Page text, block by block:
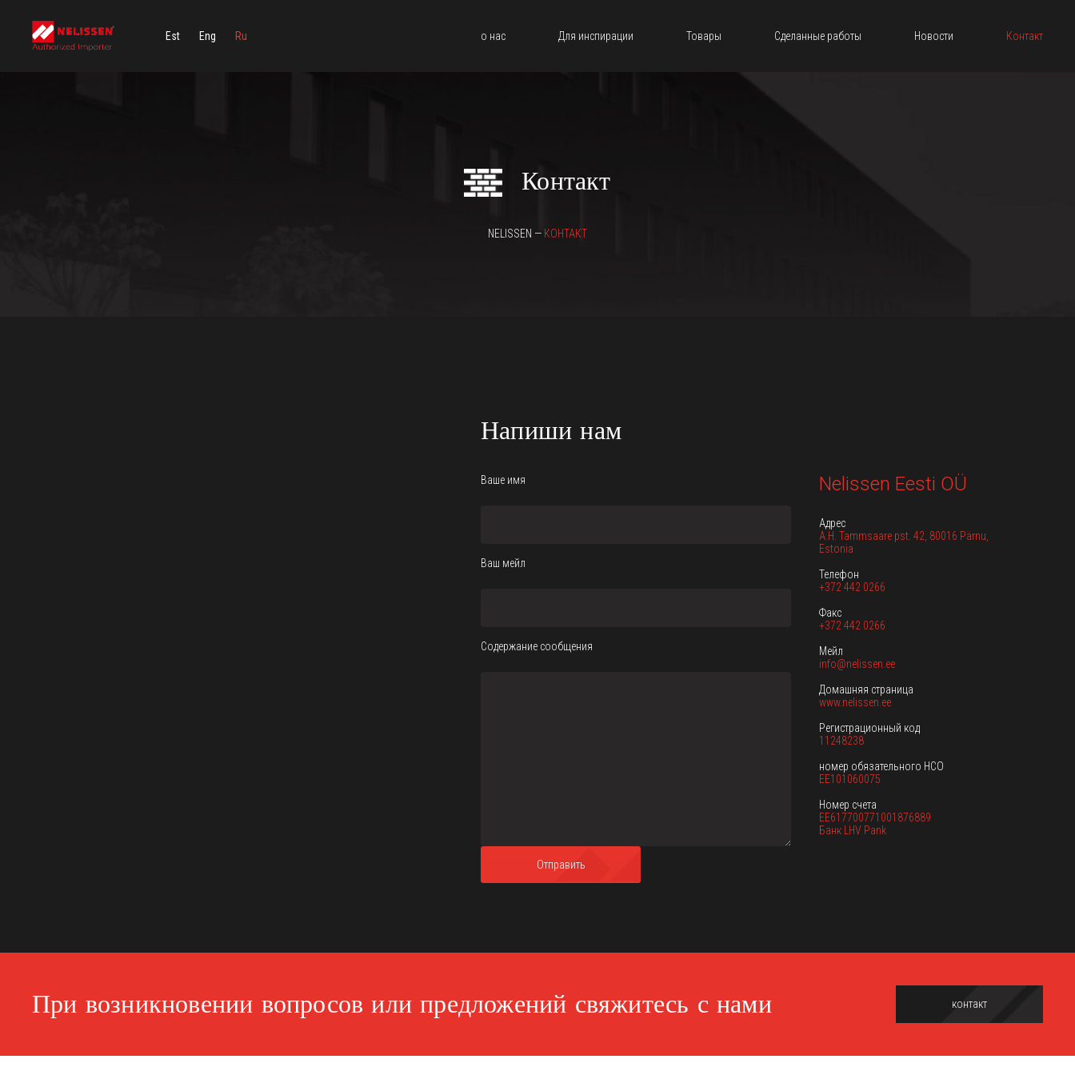
Est Eng Ru о нас Для инспирации Товары Сделанные работы Новости Контакт
Контакт
NELISSEN — КОНТАКТ
Напиши нам
Ваше имя
Ваш мейл
Содержание сообщения
Nelissen Eesti OÜ
Адрес
A.H. Tammsaare pst. 42, 80016 Pärnu,
Estonia
Телефон
+372 442 0266
Факс
+372 442 0266
Мейл
info@nelissen.ee
Домашняя страница
www.nelissen.ee
Регистрационный код
11248238
номер обязательного НСО
EE101060075
Номер счета
EE617700771001876889
Банк LHV Pank
При возникновении вопросов или предложений свяжитесь с нами контакт